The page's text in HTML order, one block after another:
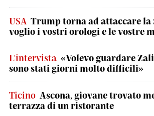
USA Trump torna ad attaccare la
voglio i vostri orologi e le vostre
L'intervista «Volevo guardare
sono stati giorni molto difficili»
Ticino Ascona, giovane trovato
terrazza di un ristorante